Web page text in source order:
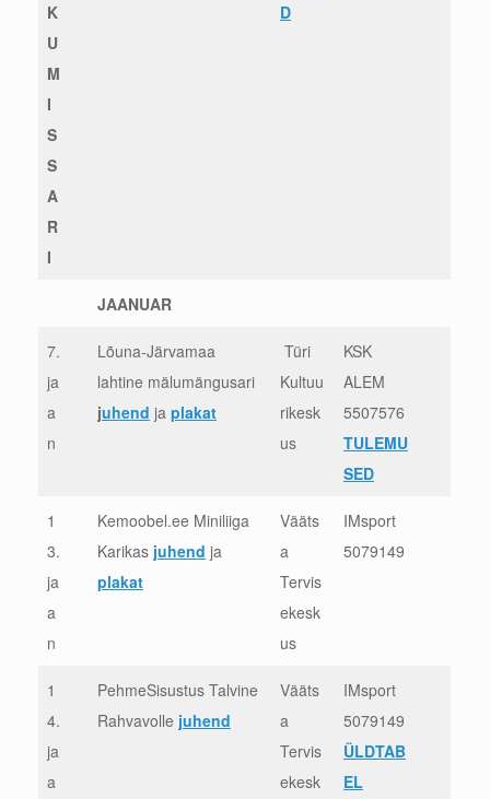
K
U
M
I
S
S
A
R
I
D
JAANUAR
7.
ja
a
n
Lõuna-Järvamaa
lahtine mälumängusari
juhend ja plakat
Türi
Kultuu
rikesk
us
KSK
ALEM
5507576
TULEMU
SED
1
3.
ja
a
n
Kemoobel.ee Miniliiga
Karikas juhend ja
plakat
Vääts
a
Tervis
ekesk
us
IMsport
5079149
1
4.
ja
a
PehmeSisustus Talvine
Rahvavolle juhend
Vääts
a
Tervis
ekesk
IMsport
5079149
ÜLDTAB
EL